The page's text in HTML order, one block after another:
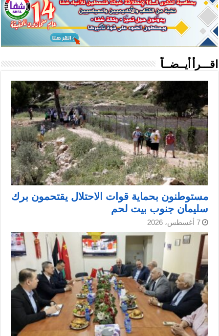
اقـــرأ أيــضــاً
مستوطنون بحماية قوات الاحتلال يقتحمون برك
سليمان جنوب بيت لحم
7 أغسطس، 2026